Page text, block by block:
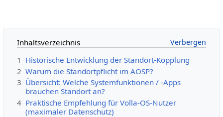
Inhaltsverzeichnis
1 Historische Entwicklung der Standort-Kopplung
2 Warum die Standortpflicht im AOSP?
3 Übersicht: Welche Systemfunktionen / -Apps
brauchen Standort an?
4 Praktische Empfehlung für Volla-OS-Nutzer
(maximaler Datenschutz)